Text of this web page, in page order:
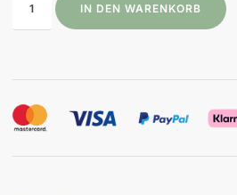
IN DEN WARENKORB